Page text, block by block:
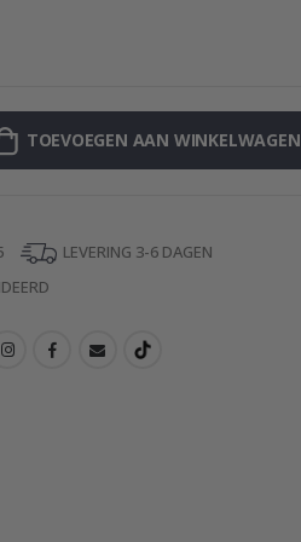
TOEVOEGEN AAN WINKELWAGEN
LEVERING 3-6 DAGEN